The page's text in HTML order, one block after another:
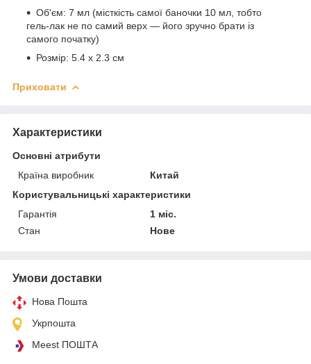
Об'єм: 7 мл (місткість самої баночки 10 мл, тобто
гель-лак не по самий верх — його зручно брати із
самого початку)
Розмір: 5.4 х 2.3 см
Приховати
Характеристики
Основні атрибути
Країна виробник
Китай
Користувальницькі характеристики
Гарантія
1 міс.
Стан
Нове
Умови доставки
Нова Пошта
Укрпошта
Meest ПОШТА